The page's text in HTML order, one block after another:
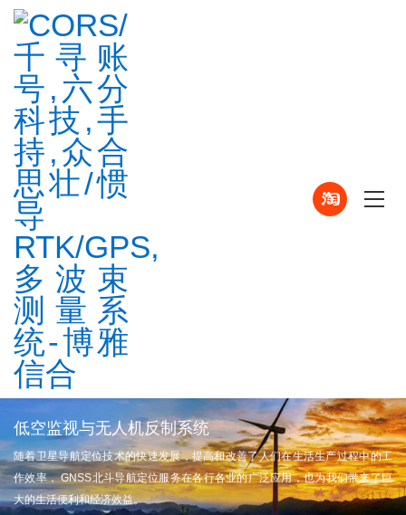
低空监视与无人机反制系统
随着卫星导航定位技术的快速发展，提高和改善了人们在生活生产过程中的工
作效率， GNSS北斗导航定位服务在各行各业的广泛应用，也为我们带来了巨
大的生活便利和经济效益。